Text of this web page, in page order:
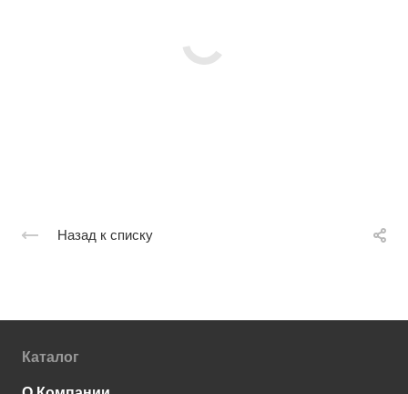
Назад к списку
Каталог